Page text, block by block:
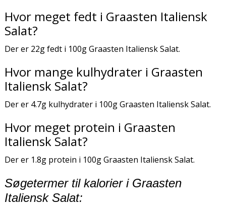
Hvor meget fedt i Graasten Italiensk
Salat?
Der er 22g fedt i 100g Graasten Italiensk Salat.
Hvor mange kulhydrater i Graasten
Italiensk Salat?
Der er 4.7g kulhydrater i 100g Graasten Italiensk Salat.
Hvor meget protein i Graasten
Italiensk Salat?
Der er 1.8g protein i 100g Graasten Italiensk Salat.
Søgetermer til kalorier i Graasten
Italiensk Salat: